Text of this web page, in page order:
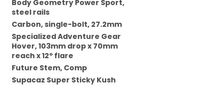
Body Geometry Power Sport,
steel rails
Carbon, single-bolt, 27.2mm
Specialized Adventure Gear
Hover, 103mm drop x 70mm
reach x 12º flare
Future Stem, Comp
Supacaz Super Sticky Kush